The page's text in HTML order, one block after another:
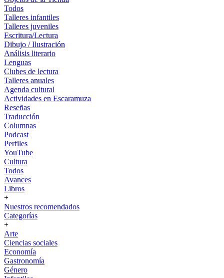
Todos
Talleres infantiles
Talleres juveniles
Escritura/Lectura
Dibujo / Ilustración
Análisis literario
Lenguas
Clubes de lectura
Talleres anuales
Agenda cultural
Actividades en Escaramuza
Reseñas
Traducción
Columnas
Podcast
Perfiles
YouTube
Cultura
Todos
Avances
Libros
+
Nuestros recomendados
Categorías
+
Arte
Ciencias sociales
Economía
Gastronomía
Género